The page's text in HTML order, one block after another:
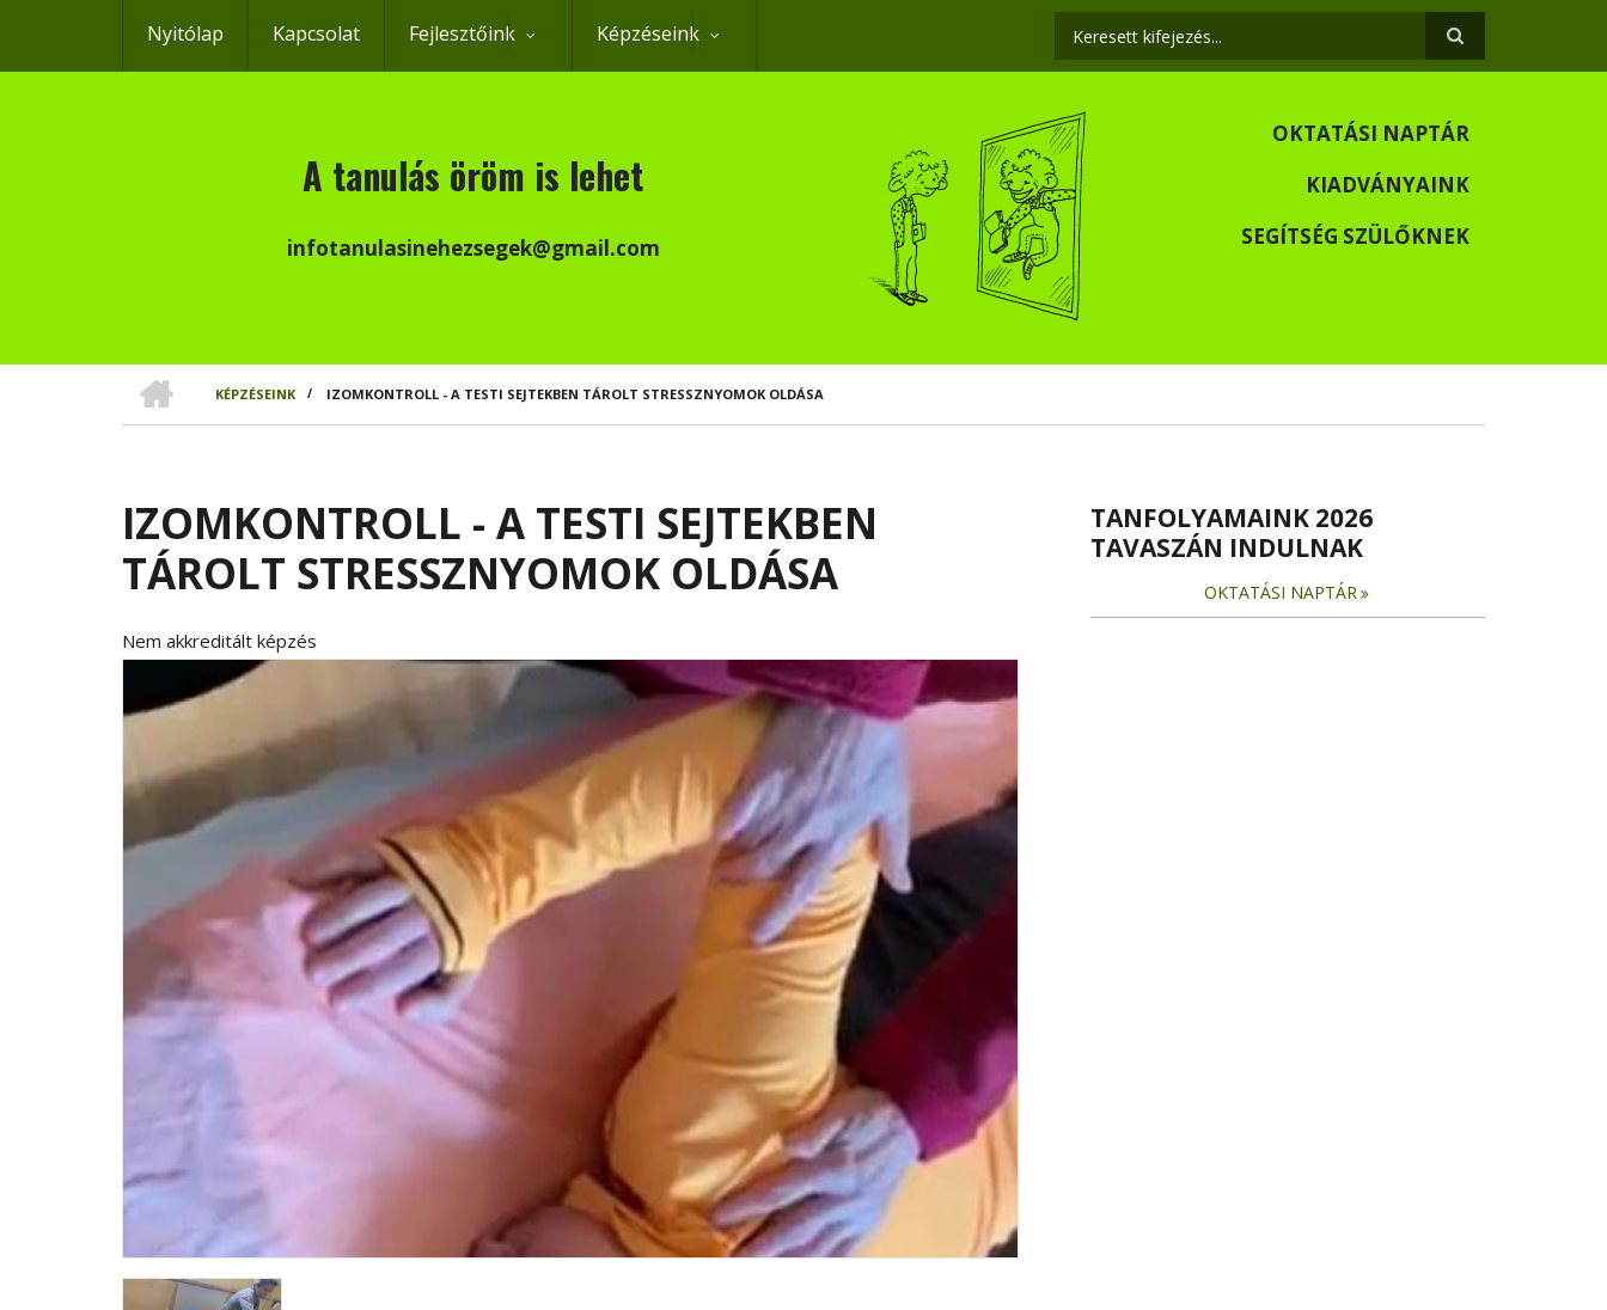
Nyitólap Kapcsolat Fejlesztőink Képzéseink
Keresés
A tanulás öröm is lehet
infotanulasinehezsegek@gmail.com
OKTATÁSI NAPTÁR
KIADVÁNYAINK
SEGÍTSÉG SZÜLŐKNEK
MORZSA
KÉPZÉSEINK
/ IZOMKONTROLL - A TESTI SEJTEKBEN TÁROLT STRESSZNYOMOK OLDÁSA
IZOMKONTROLL - A TESTI SEJTEKBEN
TÁROLT STRESSZNYOMOK OLDÁSA
Nem akkreditált képzés
TANFOLYAMAINK 2026
TAVASZÁN INDULNAK
OKTATÁSI NAPTÁR